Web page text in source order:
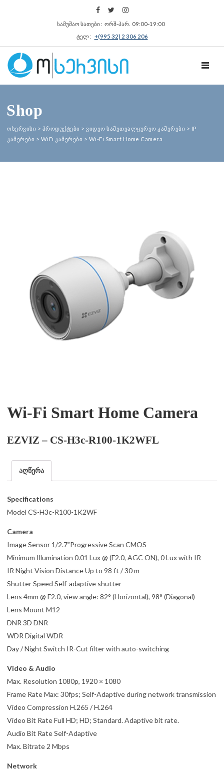
სამუშაო სათები : ორშ‑პარ. 09:00‑19:00
ტელ : +(995 32) 2 306 206
Shop
ოსერვისი > პროდუქტები > ვიდეო სამეთვალყურეო კამერები > IP
კამერები > WiFi კამერები > Wi-Fi Smart Home Camera
Wi-Fi Smart Home Camera
EZVIZ – CS-H3c-R100-1K2WFL
აღწერა
Specifications
Model CS-H3c-R100-1K2WF
Camera
Image Sensor 1/2.7”Progressive Scan CMOS
Minimum Illumination 0.01 Lux @ (F2.0, AGC ON), 0 Lux with IR
IR Night Vision Distance Up to 98 ft / 30 m
Shutter Speed Self-adaptive shutter
Lens 4mm @ F2.0, view angle: 82° (Horizontal), 98° (Diagonal)
Lens Mount M12
DNR 3D DNR
WDR Digital WDR
Day / Night Switch IR-Cut filter with auto-switching
Video & Audio
Max. Resolution 1080p, 1920 × 1080
Frame Rate Max: 30fps; Self-Adaptive during network transmission
Video Compression H.265 / H.264
Video Bit Rate Full HD; HD; Standard. Adaptive bit rate.
Audio Bit Rate Self-Adaptive
Max. Bitrate 2 Mbps
Network